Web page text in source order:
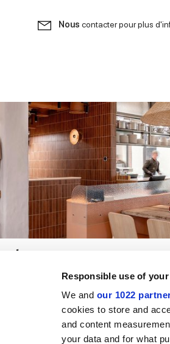
Responsible use of
We and our 1022
cookies to store and
and content
your data and for what
Nous contacter pour plus
MARCA CORONA S.P.A.